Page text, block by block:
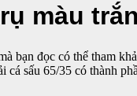
màu
bạn đọc có thể tham
sấu 65/35 có thành